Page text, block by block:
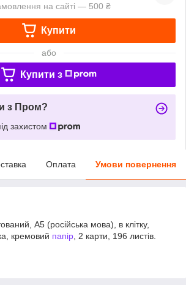
на сайті — 500 ₴
Купити
або
Купити з
з Пром?
захистом
Оплата Умови повернення
A5 (російська мова), в клітку,
кремовий папір , 2 карти, 196 листів.